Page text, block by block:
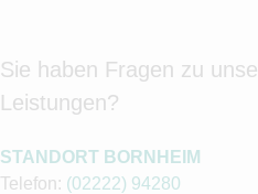
Sie haben Fragen zu
Leistungen?
STANDORT BORNHEIM
Telefon: (02222) 94280